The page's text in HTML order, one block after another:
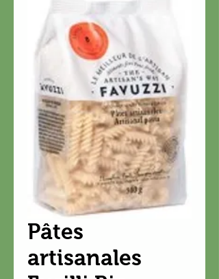
Pâtes
artisanales